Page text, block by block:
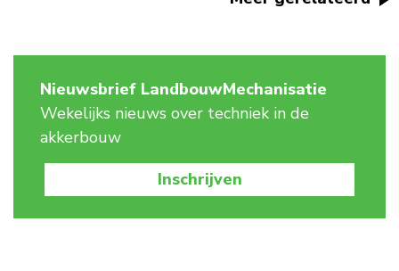
Nieuwsbrief LandbouwMechanisatie
Wekelijks nieuws over techniek in de
akkerbouw
Inschrijven